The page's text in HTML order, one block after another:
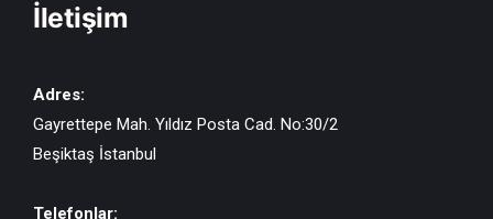
İletişim
Adres:
Gayrettepe Mah. Yıldız Posta Cad. No:30/2
Beşiktaş İstanbul
Telefonlar: